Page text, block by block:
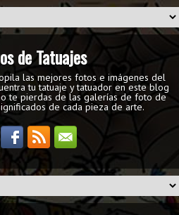
de Tatuajes
las mejores fotos e imágenes del
tu tatuaje y tatuador en este blog
te pierdas de las galerías de foto de
de cada pieza de arte.